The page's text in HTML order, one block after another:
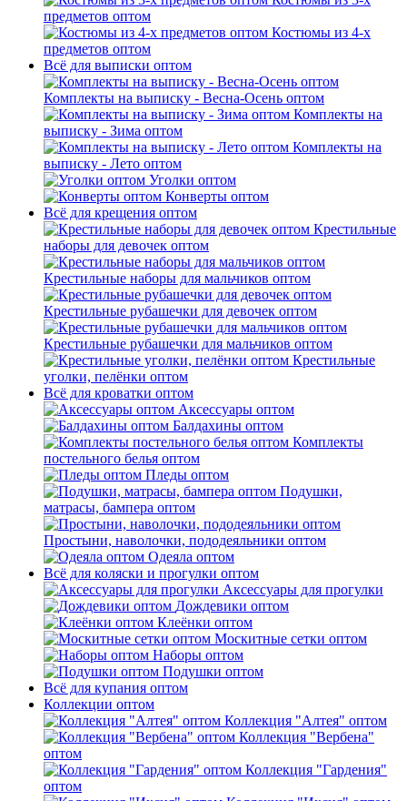
предметов оптом
Костюмы из 4-х
предметов оптом
Всё для выписки оптом
Комплекты на выписку - Весна-Осень оптом
Комплекты на
выписку - Зима оптом
Комплекты на
выписку - Лето оптом
Уголки оптом
Конверты оптом
Всё для крещения оптом
Крестильные
наборы для девочек оптом
Крестильные наборы для мальчиков оптом
Крестильные рубашечки для девочек оптом
Крестильные рубашечки для мальчиков оптом
Крестильные
уголки, пелёнки оптом
Всё для кроватки оптом
Аксессуары оптом
Балдахины оптом
Комплекты
постельного белья оптом
Пледы оптом
Подушки,
матрасы, бампера оптом
Простыни, наволочки, пододеяльники оптом
Одеяла оптом
Всё для коляски и прогулки оптом
Аксессуары для прогулки
Дождевики оптом
Клеёнки оптом
Москитные сетки оптом
Наборы оптом
Подушки оптом
Всё для купания оптом
Коллекции оптом
Коллекция "Алтея" оптом
Коллекция "Вербена"
оптом
Коллекция "Гардения"
оптом